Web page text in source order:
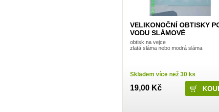
VELIKONOČNÍ OBTISKY
VODU SLÁMOVÉ
obtisk na vejce
zlatá sláma nebo modrá sláma
Skladem více než 30 ks
19,00 Kč